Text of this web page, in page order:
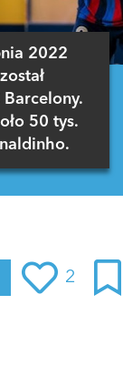
2022
50 tys.
2